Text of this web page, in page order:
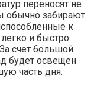
переносят не
обычно забирают
к
и быстро
счет большой
будет освещен
часть дня.